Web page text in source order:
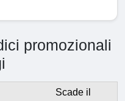
promozionali
Scade il